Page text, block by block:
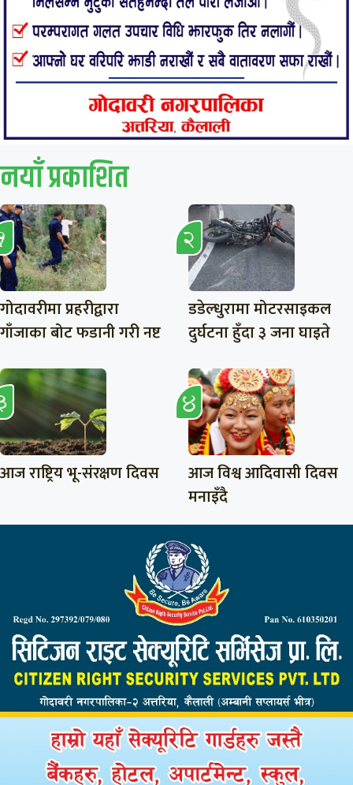
नयाँ प्रकाशित
गोदावरीमा प्रहरीद्वारा
गाँजाका बोट फडानी गरी नष्ट
डडेल्धुरामा मोटरसाइकल
दुर्घटना हुँदा ३ जना घाइते
आज राष्ट्रिय भू-संरक्षण दिवस
आज विश्व आदिवासी दिवस
मनाइँदै